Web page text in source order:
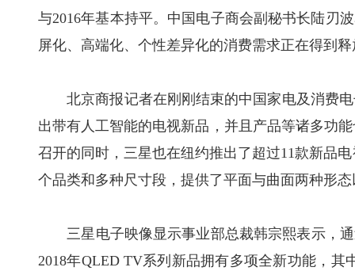
与2016年基本持平。中国电子商会副秘书长陆刃
屏化、高端化、个性差异化的消费需求正在得到
北京商报记者在刚刚结束的中国家电及消费电
出带有人工智能的电视新品，并且产品等诸多功
召开的同时，三星也在纽约推出了超过11款新品
个品类和多种尺寸段，提供了平面与曲面两种形
三星电子映像显示事业部总裁韩宗熙表示，通
2018年QLED TV系列新品拥有多项全新功能，